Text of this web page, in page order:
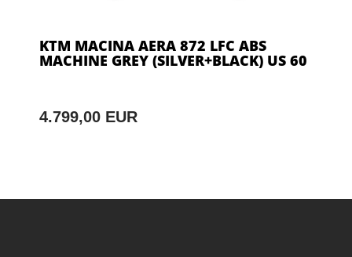
KTM MACINA AERA 872 LFC ABS
MACHINE GREY (SILVER+BLACK) US 60
4.799,00 EUR